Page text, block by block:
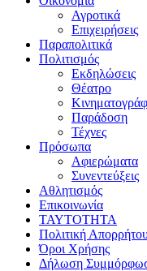
Αγροτικά
Επιχειρήσεις
Παραπολιτικά
Πολιτισμός
Εκδηλώσεις
Θέατρο
Παράδοση
Τέχνες
Πρόσωπα
Αφιερώματα
Συνεντεύξεις
Αθλητισμός
Επικοινωνία
ΤΑΥΤΟΤΗΤΑ
Πολιτική
Όροι Χρήσης
Δήλωση